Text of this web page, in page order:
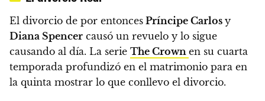
El divorcio de por entonces Príncipe Carlos y
Diana Spencer causó un revuelo y lo sigue
causando al día. La serie The Crown en su cuarta
temporada profundizó en el matrimonio para en
la quinta mostrar lo que conllevo el divorcio.